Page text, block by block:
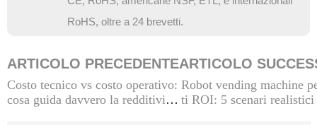
RoHS, oltre a 24 brevetti.
ARTICOLO PRECEDENTE
Costo tecnico vs costo operativo:
cosa guida davvero la redditività
ARTICOLO
Robot vending machine
ti ROI: 5 scenari realistici